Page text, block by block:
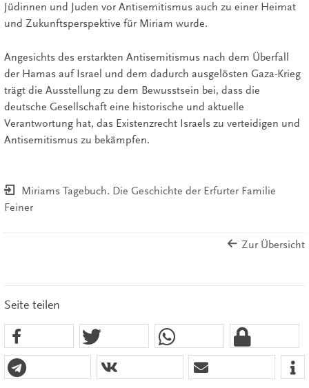
Jüdinnen und Juden vor Antisemitismus auch zu einer Heimat
und Zukunftsperspektive für Miriam wurde.
Angesichts des erstarkten Antisemitismus nach dem Überfall
der Hamas auf Israel und dem dadurch ausgelösten Gaza-Krieg
trägt die Ausstellung zu dem Bewusstsein bei, dass die
deutsche Gesellschaft eine historische und aktuelle
Verantwortung hat, das Existenzrecht Israels zu verteidigen und
Antisemitismus zu bekämpfen.
Miriams Tagebuch. Die Geschichte der Erfurter Familie
Feiner
Zur Übersicht
Seite teilen